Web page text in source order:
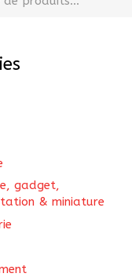
gadget,
& miniature